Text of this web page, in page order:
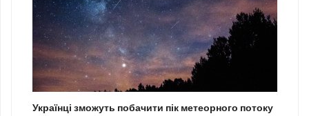
Українці зможуть побачити пік метеорного потоку